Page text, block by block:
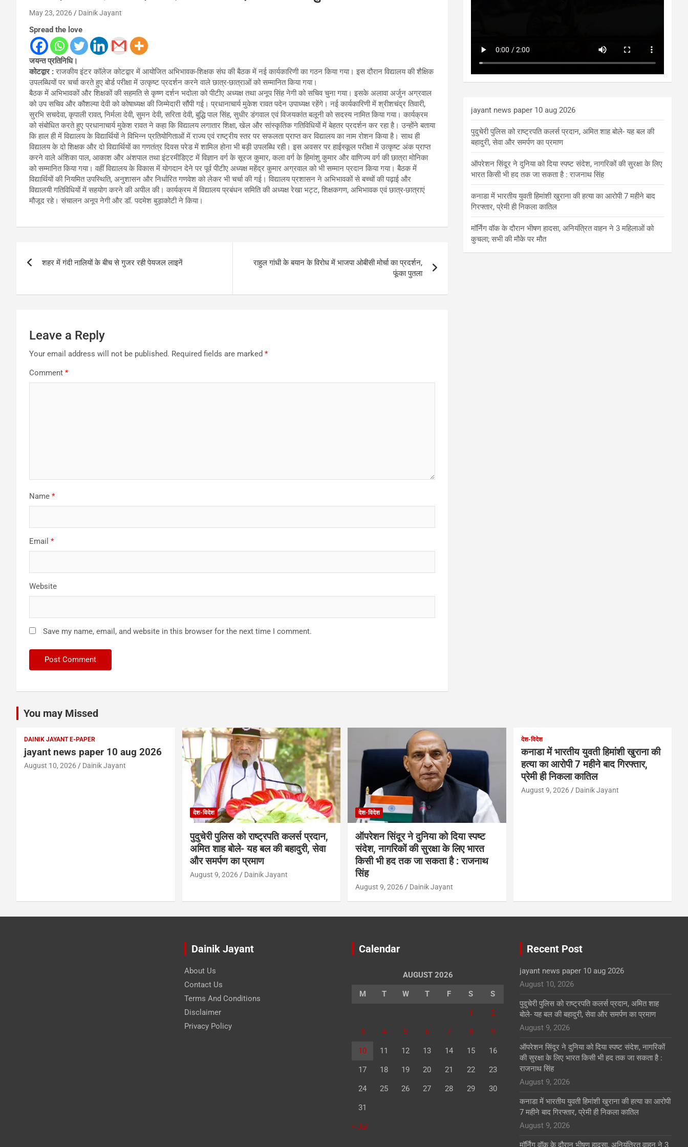
May 23, 2026 Dainik Jayant
Spread the love
जयन्त प्रतिनिधि।
कोटद्वार :राजकीय इंटर कॉलेज कोटद्वार में आयोजित अभिभावक-शिक्षक संघ की बैठक में नई कार्यकारिणी का गठन किया गया। इस दौरान विद्यालय की शैक्षिक
उपलब्धियों पर चर्चा करते हुए बोर्ड परीक्षा में उत्कृष्ट प्रदर्शन करने वाले छात्र-छात्राओं को सम्मानित किया गया।
बैठक में अभिभावकों और शिक्षकों की सहमति से कृष्ण दर्शन भदोला को पीटीए अध्यक्ष तथा अनूप सिंह नेगी को सचिव चुना गया। इसके अलावा अर्जुन अग्रवाल
को उप सचिव और कौशल्या देवी को कोषाध्यक्ष की जिम्मेदारी सौंपी गई। प्रधानाचार्य मुकेश रावत पदेन उपाध्यक्ष रहेंगे। नई कार्यकारिणी में श्रीशचंद्र तिवारी,
सुरभि सचदेवा, कृपाली रावत, निर्मला देवी, सुमन देवी, सरिता देवी, बुद्धि पाल सिंह, सुधीर डंगवाल एवं विजयकांत बलूनी को सदस्य नामित किया गया। कार्यक्रम
को संबोधित करते हुए प्रधानाचार्य मुकेश रावत ने कहा कि विद्यालय लगातार शिक्षा, खेल और सांस्कृतिक गतिविधियों में बेहतर प्रदर्शन कर रहा है। उन्होंने बताया
कि हाल ही में विद्यालय के विद्यार्थियों ने विभिन्न प्रतियोगिताओं में राज्य एवं राष्ट्रीय स्तर पर सफलता प्राप्त कर विद्यालय का नाम रोशन किया है। साथ ही
विद्यालय के दो शिक्षक और दो विद्यार्थियों का गणतंत्र दिवस परेड में शामिल होना भी बड़ी उपलब्धि रही। इस अवसर पर हाईस्कूल परीक्षा में उत्कृष्ट अंक प्राप्त
करने वाले अंशिका पाल, आकाश और अंशपाल तथा इंटरमीडिएट में विज्ञान वर्ग के सूरज कुमार, कला वर्ग के हिमांशु कुमार और वाणिज्य वर्ग की छात्रा मोनिका
को सम्मानित किया गया। वहीं विद्यालय के विकास में योगदान देने पर पूर्व पीटीए अध्यक्ष महेंद्र कुमार अग्रवाल को भी सम्मान प्रदान किया गया। बैठक में
विद्यार्थियों की नियमित उपस्थिति, अनुशासन और निर्धारित गणवेश को लेकर भी चर्चा की गई। विद्यालय प्रशासन ने अभिभावकों से बच्चों की पढ़ाई और
विद्यालयी गतिविधियों में सहयोग करने की अपील की। कार्यक्रम में विद्यालय प्रबंधन समिति की अध्यक्ष रेखा भट्ट, शिक्षकगण, अभिभावक एवं छात्र-छात्राएं
मौजूद रहे। संचालन अनूप नेगी और डॉ. पदमेश बुड़ाकोटी ने किया।
navigation
शहर में गंदी नालियों के बीच से गुजर रही पेयजल लाइनें
राहुल गांधी के बयान के विरोध में भाजपा ओबीसी मोर्चा का प्रदर्शन,
फूंका पुतला
Leave a Reply
Your email address will not be published. Required fields are marked *
Comment *
Name *
Email *
Website
Save my name, email, and website in this browser for the next time I comment.
jayant news paper 10 aug 2026
पुदुचेरी पुलिस को राष्ट्रपति कलर्स प्रदान, अमित शाह बोले- यह बल की
बहादुरी, सेवा और समर्पण का प्रमाण
ऑपरेशन सिंदूर ने दुनिया को दिया स्पष्ट संदेश, नागरिकों की सुरक्षा के लिए
भारत किसी भी हद तक जा सकता है : राजनाथ सिंह
कनाडा में भारतीय युवती हिमांशी खुराना की हत्या का आरोपी 7 महीने बाद
गिरफ्तार, प्रेमी ही निकला कातिल
मॉर्निंग वॉक के दौरान भीषण हादसा, अनियंत्रित वाहन ने 3 महिलाओं को
कुचला; सभी की मौके पर मौत
You may Missed
DAINIK JAYANT E-PAPER
jayant news paper 10 aug 2026
August 10, 2026 Dainik Jayant
देश-विदेश
पुदुचेरी पुलिस को राष्ट्रपति कलर्स प्रदान,
अमित शाह बोले- यह बल की बहादुरी, सेवा
और समर्पण का प्रमाण
August 9, 2026 Dainik Jayant
देश-विदेश
ऑपरेशन सिंदूर ने दुनिया को दिया स्पष्ट
संदेश, नागरिकों की सुरक्षा के लिए भारत
किसी भी हद तक जा सकता है : राजनाथ
सिंह
August 9, 2026 Dainik Jayant
देश-विदेश
कनाडा में भारतीय युवती हिमांशी खुराना की
हत्या का आरोपी 7 महीने बाद गिरफ्तार,
प्रेमी ही निकला कातिल
August 9, 2026 Dainik Jayant
Dainik Jayant
About Us
Contact Us
Terms And Conditions
Disclaimer
Privacy Policy
Calendar
AUGUST 2026
M T W T F S S
1 2
3 4 5 6 7 8 9
10 11 12 13 14 15 16
17 18 19 20 21 22 23
24 25 26 27 28 29 30
31
« Jul
Recent Post
jayant news paper 10 aug 2026
August 10, 2026
पुदुचेरी पुलिस को राष्ट्रपति कलर्स प्रदान, अमित शाह
बोले- यह बल की बहादुरी, सेवा और समर्पण का प्रमाण
August 9, 2026
ऑपरेशन सिंदूर ने दुनिया को दिया स्पष्ट संदेश, नागरिकों
की सुरक्षा के लिए भारत किसी भी हद तक जा सकता है :
राजनाथ सिंह
August 9, 2026
कनाडा में भारतीय युवती हिमांशी खुराना की हत्या का आरोपी
7 महीने बाद गिरफ्तार, प्रेमी ही निकला कातिल
August 9, 2026
मॉर्निंग वॉक के दौरान भीषण हादसा, अनियंत्रित वाहन ने 3